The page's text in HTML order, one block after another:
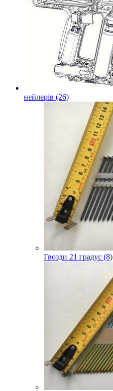
нейлерів (26)
Гвозди 21 градус (8)